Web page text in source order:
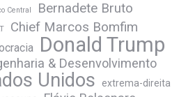
Central Bernadete Bruto
Chief Marcos Bomfim
Donald Trump
& Desenvolvimento
Unidos extrema-direita